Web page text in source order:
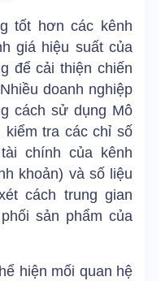
tốt hơn các kênh
giá hiệu suất của
để cải thiện chiến
doanh nghiệp
cách sử dụng Mô
tra các chỉ số
chính của kênh
khoản) và số liệu
cách trung gian
sản phẩm của
hiện mối quan hệ